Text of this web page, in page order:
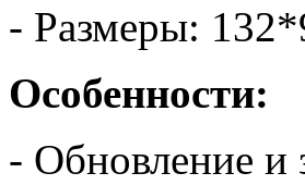
- Размеры:
Особенности:
- Обновление и